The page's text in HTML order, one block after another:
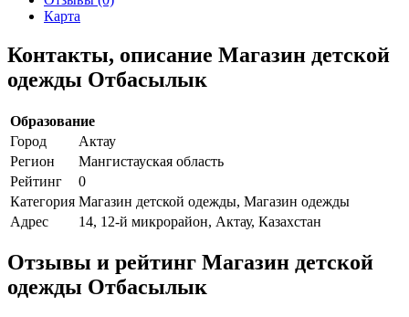
Карта
Контакты, описание Магазин детской
одежды Отбасылык
Образование
Город
Актау
Регион
Мангистауская область
Рейтинг
0
Категория Магазин детской одежды, Магазин одежды
Адрес
14, 12-й микрорайон, Актау, Казахстан
Отзывы и рейтинг Магазин детской
одежды Отбасылык